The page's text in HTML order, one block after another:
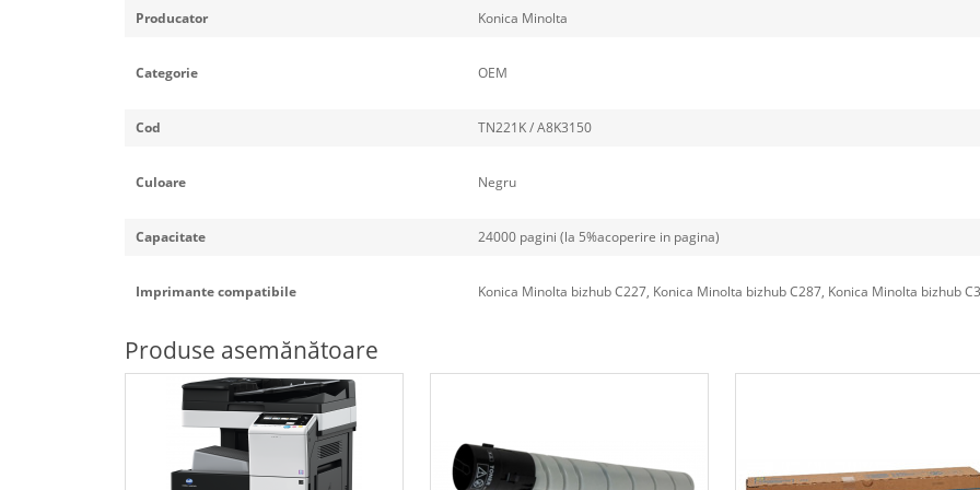
Producator Konica Minolta
Categorie OEM
Cod TN221K / A8K3150
Culoare Negru
Capacitate 24000 pagini (la 5%acoperire in pagina)
Imprimante compatibile Konica Minolta bizhub C227, Konica Minolta bizhub C287, Konica Minolta bizhub
Produse asemănătoare